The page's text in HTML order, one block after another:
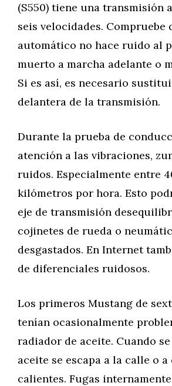
(S550) tiene una transmisión
seis velocidades. Compruebe
automático no hace ruido al
muerto a marcha adelante o
Si es así, es necesario
delantera de la transmisión.
Durante la prueba de
atención a las vibraciones,
ruidos. Especialmente entre
kilómetros por hora. Esto
eje de transmisión
cojinetes de rueda o
desgastados. En Internet
de diferenciales ruidosos.
Los primeros Mustang de
tenían ocasionalmente
radiador de aceite. Cuando
aceite se escapa a la calle o
calientes. Fugas